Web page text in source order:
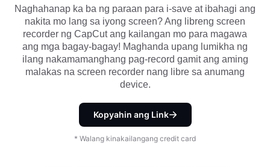
CapCut Pad
CapCut Mobile
Dreamina AI
Video Studio
AI video generator
Generator ng AI na larawan
AI na pampaganda ng larawan
Dreamina Seedance 2.5
Nano Banana Pro
Video editor at generator
Image editor at generator
Voice generator at editor
Mga sitwasyon ng paggamit
Higit pa
Mga template ng kalendaryo
Mga template ng mga effect
Mga Inisyatiba
Mga Affiliate
Pioneer Program
CapCut Creative Campus
Naghahanap ka ba ng paraan para i-save at ibahagi ang
nakita mo lang sa iyong screen? Ang libreng screen
recorder ng CapCut ang kailangan mo para magawa
ang mga bagay-bagay! Maghanda upang lumikha ng
ilang nakamamanghang pag-record gamit ang aming
malakas na screen recorder nang libre sa anumang
device.
Kopyahin ang Link
* Walang kinakailangang credit card